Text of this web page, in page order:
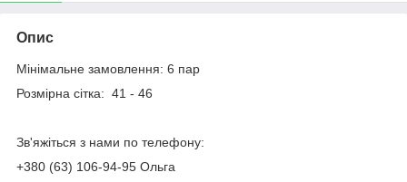
Опис
Мінімальне замовлення: 6 пар
Розмірна сітка: 41 - 46
Зв'яжіться з нами по телефону:
+380 (63) 106-94-95 Ольга